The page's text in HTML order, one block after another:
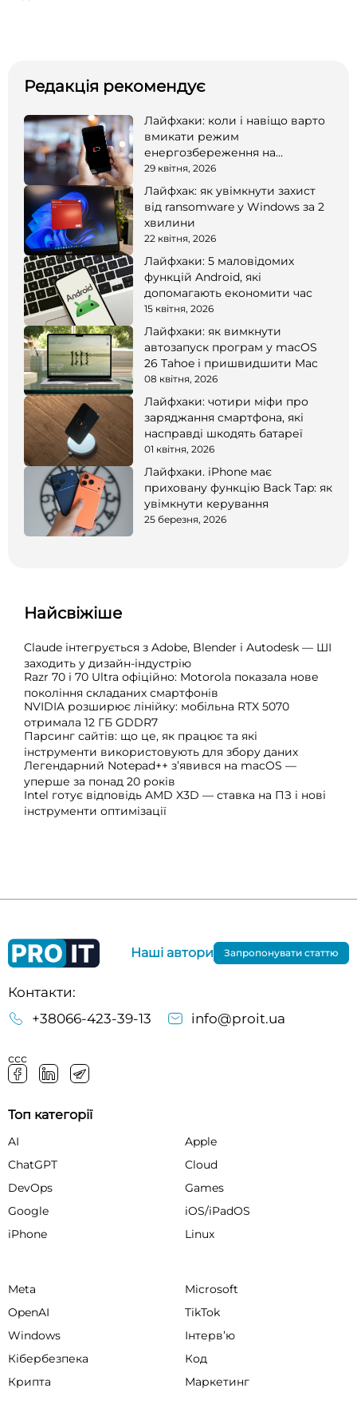
Редакція рекомендує
Лайфхаки: коли і навіщо варто
вмикати режим
енергозбереження на
смартфоні
29 квітня, 2026
Лайфхак: як увімкнути захист
від ransomware у Windows за 2
хвилини
22 квітня, 2026
Лайфхаки: 5 маловідомих
функцій Android, які
допомагають економити час
15 квітня, 2026
Лайфхаки: як вимкнути
автозапуск програм у macOS
26 Tahoe і пришвидшити Mac
08 квітня, 2026
Лайфхаки: чотири міфи про
заряджання смартфона, які
насправді шкодять батареї
01 квітня, 2026
Лайфхаки. iPhone має
приховану функцію Back Tap: як
увімкнути керування
25 березня, 2026
Найсвіжіше
Claude інтегрується з Adobe, Blender і Autodesk — ШІ
заходить у дизайн-індустрію
Razr 70 і 70 Ultra офіційно: Motorola показала нове
покоління складаних смартфонів
NVIDIA розширює лінійку: мобільна RTX 5070
отримала 12 ГБ GDDR7
Парсинг сайтів: що це, як працює та які
інструменти використовують для збору даних
Легендарний Notepad++ з’явився на macOS —
уперше за понад 20 років
Intel готує відповідь AMD X3D — ставка на ПЗ і нові
інструменти оптимізації
Контакти:
+38066-423-39-13
info@proit.ua
ссс
Наші автори Запропонувати статтю
Топ категорії
AI
Apple
ChatGPT
Cloud
DevOps
Games
Google
iOS/iPadOS
iPhone
Linux
Meta
Microsoft
OpenAI
TikTok
Windows
Інтервʼю
Кібербезпека
Код
Крипта
Маркетинг